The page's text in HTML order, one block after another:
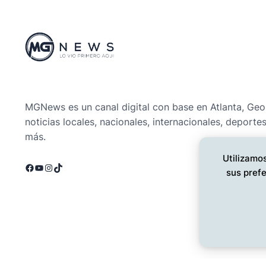
MGNews es un canal digital con base en Atlanta,
noticias locales, nacionales, internacionales,
más.
Facebook
YouTube
Instagram
TikTok
sus